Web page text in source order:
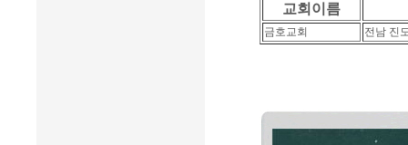
교회이름
금호교회 전남 진